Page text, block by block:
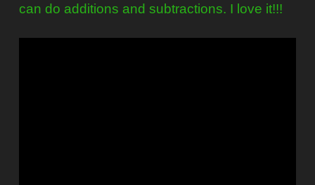
can do additions and subtractions. I love it!!!